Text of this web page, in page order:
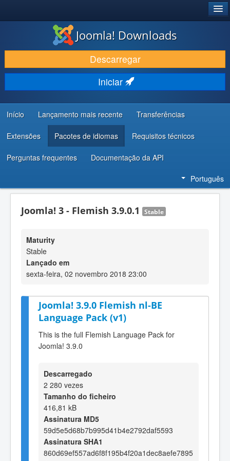
DESCARREGAR E EVOLUIR
DESCOBRIR E APRENDER
COMUNIDADE E SUPORTE
RECURSOS PARA PROGRAMADORES
Joomla! Downloads
Descarregar
Iniciar
Início Lançamento mais recente Transferências
Extensões Pacotes de idiomas Requisitos técnicos
Perguntas frequentes Documentação da API
Português
Joomla! 3 - Flemish 3.9.0.1 Stable
Maturity
Stable
Lançado em
sexta-feira, 02 novembro 2018 23:00
Joomla! 3.9.0 Flemish nl-BE
Language Pack (v1)
This is the full Flemish Language Pack for
Joomla! 3.9.0
Descarregado
2 280 vezes
Tamanho do ficheiro
416,81 kB
Assinatura MD5
59d5e5d68b7b995d41b4e2792daf5593
Assinatura SHA1
860d69ef557ad6f8f195b4f20a1dec8aefe7895